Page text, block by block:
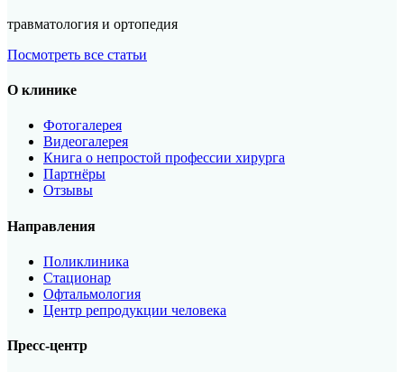
ПРИСОЕДИНЯЙТЕСЬ
НАМ В MAX
Всё о здоровье в одном месте
Новости из жизни клиники
Полезные советы врачей
Перейти в канал
травматология и ортопедия
Посмотреть все статьи
О клинике
Фотогалерея
Видеогалерея
Книга о непростой профессии хирурга
Партнёры
Отзывы
Направления
Поликлиника
Стационар
Офтальмология
Центр репродукции человека
Пресс-центр